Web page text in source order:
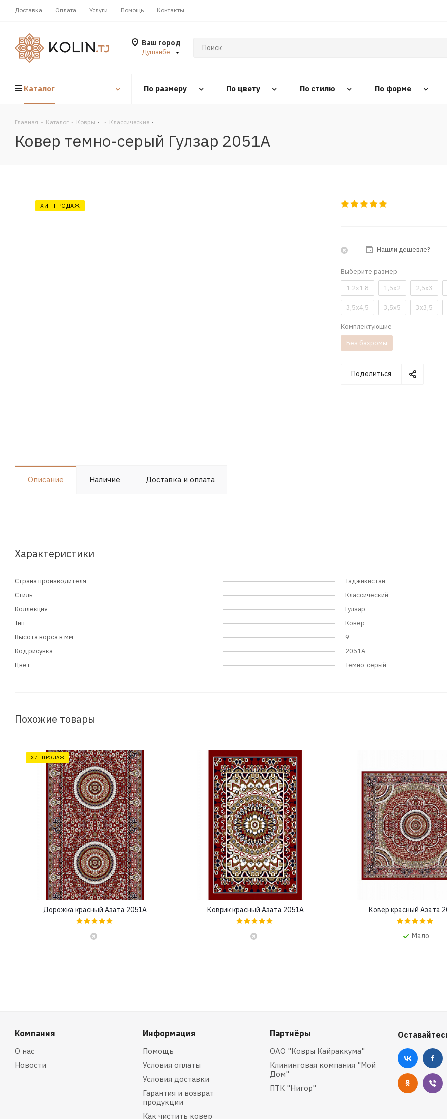
Доставка Оплата Услуги Помощь Контакты
Ваш город
Душанбе
Каталог По размеру По цвету По стилю По форме
Главная - Каталог - Ковры - Классические
Ковер темно-серый Гулзар 2051A
ХИТ ПРОДАЖ
Нашли дешевле?
Выберите размер
1,2x1,8
1,5x2 2,5x3
3,5x4,5 3,5x5 3x3,5
Комплектующие
Без бахромы
Поделиться
Описание Наличие Доставка и оплата
Характеристики
Страна производителя
Таджикистан
Стиль
Классический
Коллекция
Гулзар
Тип
Ковер
Высота ворса в мм
9
Код рисунка
2051A
Цвет
Тёмно-серый
Похожие товары
ХИТ ПРОДАЖ
Дорожка красный Азата 2051A Коврик красный Азата 2051A Ковер красный Азата
Мало
Компания
О нас
Новости
Информация
Помощь
Условия оплаты
Условия доставки
Гарантия и возврат
продукции
Как чистить ковер
Партнёры
ОАО "Ковры Кайраккума"
Клининговая компания "Мой
Дом"
ПТК "Нигор"